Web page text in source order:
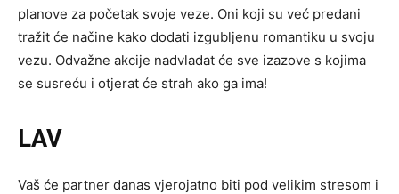
planove za početak svoje veze. Oni koji su već predani
tražit će načine kako dodati izgubljenu romantiku u svoju
vezu. Odvažne akcije nadvladat će sve izazove s kojima
se susreću i otjerat će strah ako ga ima!
LAV
Vaš će partner danas vjerojatno biti pod velikim stresom i